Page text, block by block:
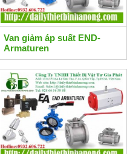
Van giảm áp suất END-
Armaturen